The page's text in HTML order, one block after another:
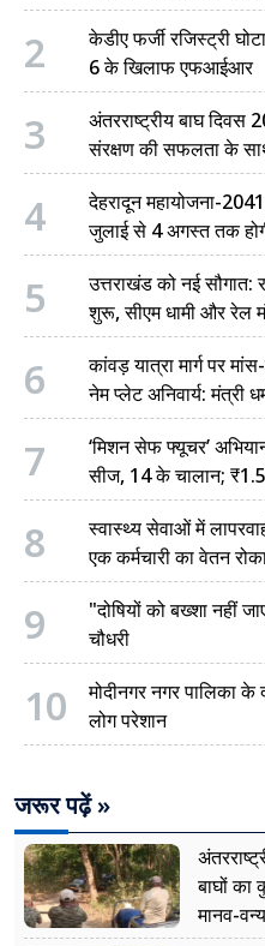
2
केडीए फर्जी रजिस्ट्री
6 के खिलाफ एफआईआर
3
अंतरराष्ट्रीय बाघ दिवस
संरक्षण की सफलता के
4
देहरादून महायोजना-
जुलाई से 4 अगस्त तक
5
उत्तराखंड को नई
शुरू, सीएम धामी और रेल
6
कांवड़ यात्रा मार्ग पर
नेम प्लेट अनिवार्य: मंत्री
7
‘मिशन सेफ फ्यूचर’
सीज, 14 के चालान; ₹1.5
8
स्वास्थ्य सेवाओं में
एक कर्मचारी का वेतन
9
"दोषियों को बख्शा नहीं
चौधरी
10
मोदीनगर नगर पालिका
लोग परेशान
जरूर पढ़ें »
बाघों
मानव-
अल्मोड़ा
चंपावत
देहरादून
नैनीताल
बागेश्वर